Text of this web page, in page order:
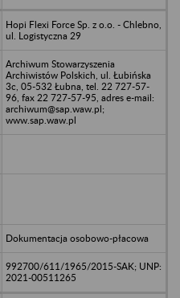
Hopi Flexi Force Sp. z o.o. - Chlebno,
ul. Logistyczna 29
Archiwum Stowarzyszenia
Archiwistów Polskich, ul. Łubińska
3c, 05-532 Łubna, tel. 22 727-57-
96, fax 22 727-57-95, adres e-mail:
archiwum@sap.waw.pl;
www.sap.waw.pl
Dokumentacja osobowo-płacowa
992700/611/1965/2015-SAK; UNP:
2021-00511265